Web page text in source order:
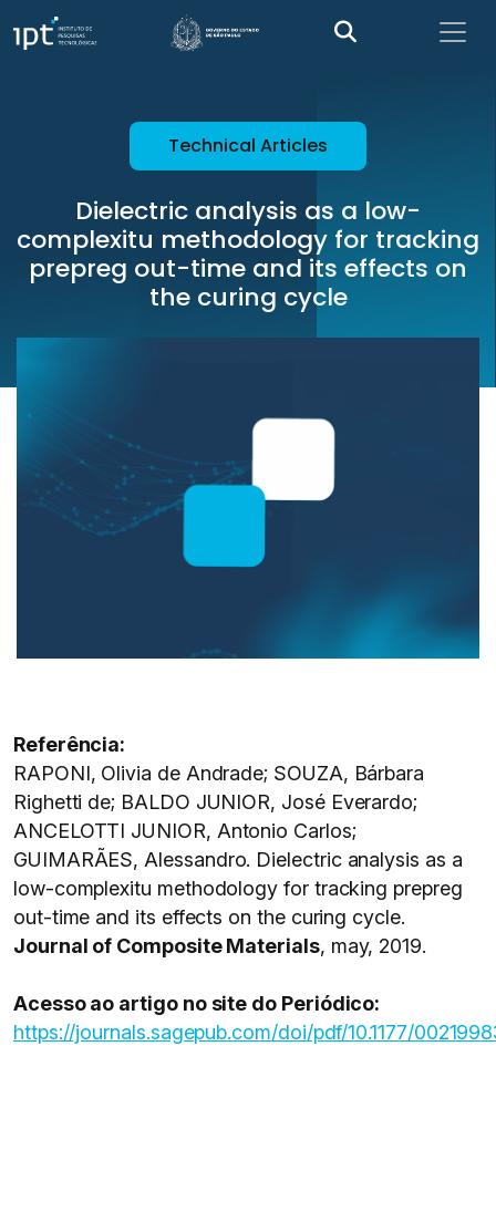
Technical Articles
Dielectric analysis as a low-
complexitu methodology for tracking
prepreg out-time and its effects on
the curing cycle
Referência:
RAPONI, Olivia de Andrade; SOUZA, Bárbara
Righetti de; BALDO JUNIOR, José Everardo;
ANCELOTTI JUNIOR, Antonio Carlos;
GUIMARÃES, Alessandro. Dielectric analysis as a
low-complexitu methodology for tracking prepreg
out-time and its effects on the curing cycle.
Journal of Composite Materials, may, 2019.
Acesso ao artigo no site do Periódico:
https://journals.sagepub.com/doi/pdf/10.1177/